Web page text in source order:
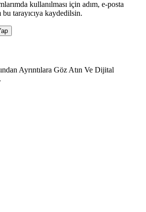
kullanılması için adım, e-posta
tarayıcıya kaydedilsin.
Ayrıntılara Göz Atın Ve Dijital